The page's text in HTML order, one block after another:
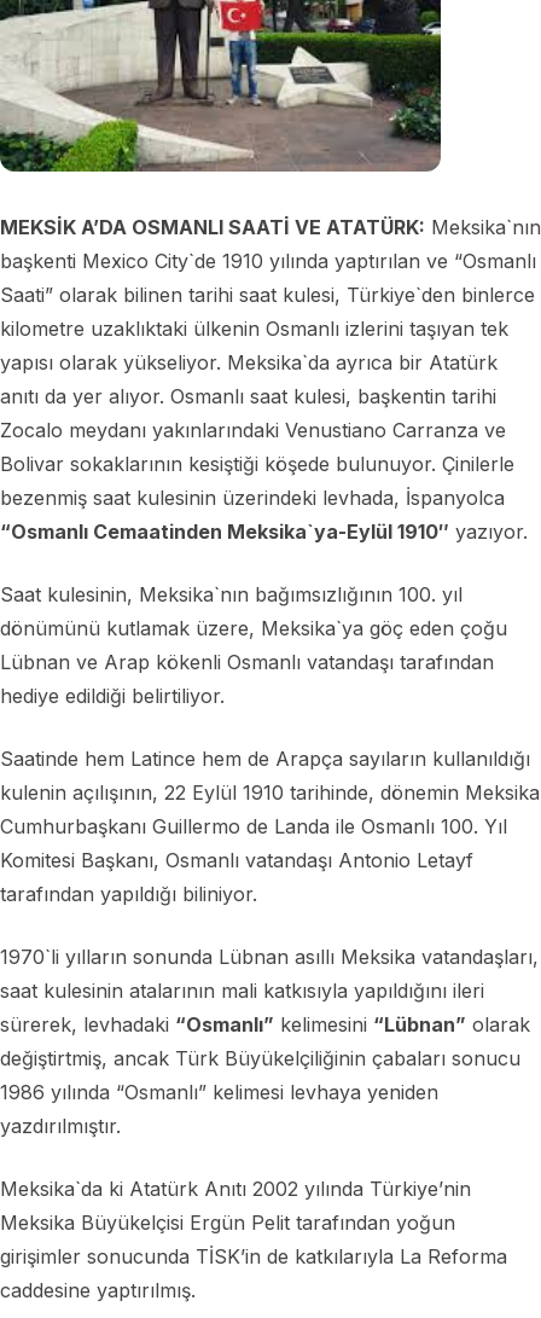
MEKSİK A’DA OSMANLI SAATİ VE ATATÜRK: Meksika`nın
başkenti Mexico City`de 1910 yılında yaptırılan ve “Osmanlı
Saati” olarak bilinen tarihi saat kulesi, Türkiye`den binlerce
kilometre uzaklıktaki ülkenin Osmanlı izlerini taşıyan tek
yapısı olarak yükseliyor. Meksika`da ayrıca bir Atatürk
anıtı da yer alıyor. Osmanlı saat kulesi, başkentin tarihi
Zocalo meydanı yakınlarındaki Venustiano Carranza ve
Bolivar sokaklarının kesiştiği köşede bulunuyor. Çinilerle
bezenmiş saat kulesinin üzerindeki levhada, İspanyolca
“Osmanlı Cemaatinden Meksika`ya-Eylül 1910″ yazıyor.
Saat kulesinin, Meksika`nın bağımsızlığının 100. yıl
dönümünü kutlamak üzere, Meksika`ya göç eden çoğu
Lübnan ve Arap kökenli Osmanlı vatandaşı tarafından
hediye edildiği belirtiliyor.
Saatinde hem Latince hem de Arapça sayıların kullanıldığı
kulenin açılışının, 22 Eylül 1910 tarihinde, dönemin Meksika
Cumhurbaşkanı Guillermo de Landa ile Osmanlı 100. Yıl
Komitesi Başkanı, Osmanlı vatandaşı Antonio Letayf
tarafından yapıldığı biliniyor.
1970`li yılların sonunda Lübnan asıllı Meksika vatandaşları,
saat kulesinin atalarının mali katkısıyla yapıldığını ileri
sürerek, levhadaki “Osmanlı” kelimesini “Lübnan” olarak
değiştirtmiş, ancak Türk Büyükelçiliğinin çabaları sonucu
1986 yılında “Osmanlı” kelimesi levhaya yeniden
yazdırılmıştır.
Meksika`da ki Atatürk Anıtı 2002 yılında Türkiye’nin
Meksika Büyükelçisi Ergün Pelit tarafından yoğun
girişimler sonucunda TİSK’in de katkılarıyla La Reforma
caddesine yaptırılmış.